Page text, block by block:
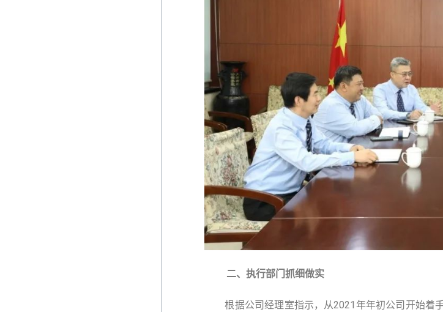
二、执行部门抓细做实
根据公司经理室指示，从2021年年初公司开始着